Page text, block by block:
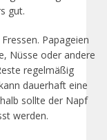
gut.
Papageien
Nüsse oder andere
regelmäßig
dauerhaft eine
sollte der Napf
werden.